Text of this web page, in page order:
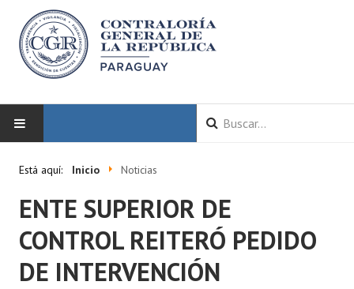
LA CGR
Autoridades
Misión y Visión
Está aquí: Inicio Noticias
ENTE SUPERIOR DE
CONTROL REITERÓ PEDIDO
DE INTERVENCIÓN